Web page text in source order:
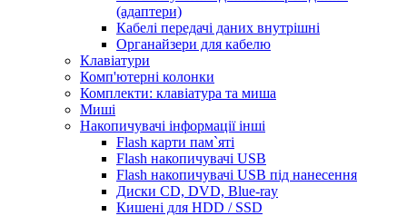
(адаптери)
Кабелі передачі даних внутрішні
Органайзери для кабелю
Клавіатури
Комп'ютерні колонки
Комплекти: клавіатура та миша
Миші
Накопичувачі інформації інші
Flash карти пам`яті
Flash накопичувачі USB
Flash накопичувачі USB під нанесення
Диски CD, DVD, Blue-ray
Кишені для HDD / SSD